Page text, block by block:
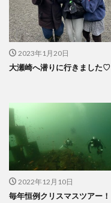
2023年1月20日
大瀬崎へ潜りに行きました♡
2022年12月10日
毎年恒例クリスマスツアー！